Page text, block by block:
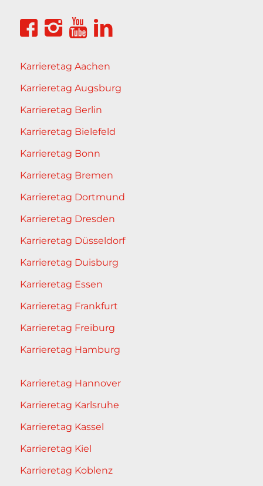
Karrieretag Aachen
Karrieretag Augsburg
Karrieretag Berlin
Karrieretag Bielefeld
Karrieretag Bonn
Karrieretag Bremen
Karrieretag Dortmund
Karrieretag Dresden
Karrieretag Düsseldorf
Karrieretag Duisburg
Karrieretag Essen
Karrieretag Frankfurt
Karrieretag Freiburg
Karrieretag Hamburg
Karrieretag Hannover
Karrieretag Karlsruhe
Karrieretag Kassel
Karrieretag Kiel
Karrieretag Koblenz